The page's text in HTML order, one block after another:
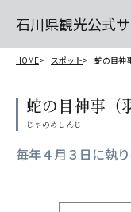
石川県観光公式
HOME スポット 蛇の目神
蛇の目神事（
毎年４月３日に執